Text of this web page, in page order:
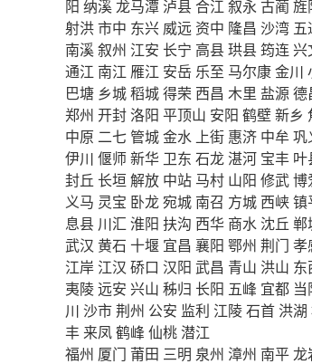
阳 纳溪龙马潭 泸县合江 叙永古蔺旌
射洪市中 东兴 威远 资中 隆昌 沙湾 五
南溪叙州 江安 长宁 高县珙县筠连兴
通江 南江 雁江 安岳 乐至 马尔康金川
巴塘 乡城稻城得荣 西昌 木里 盐源德
郑州 开封洛阳 平顶山 安阳 鹤壁新乡
中原 二七 管城金水 上街 惠济 中牟巩
伊川 偃师新华 卫东 石龙湛河 宝丰 叶
封丘 长垣解放 中站 马村 山阳 修武博
义马 灵宝 卧龙宛城 南召 方城 西峡镇
息县 川汇 淮阳 扶沟 西华 商水 沈丘 郸
武汉 黄石 十堰 宜昌 襄阳 鄂州 荆门 孝
江岸 江汉 硚口 汉阳 武昌 青山 洪山 东
夷陵远安 兴山 秭归 长阳 五峰 宜都 当
川 沙市荆州 公安 监利 江陵石首 洪湖
丰 来凤鹤峰 仙桃潜江
福州 厦门 莆田 三明 泉州 漳州 南平龙